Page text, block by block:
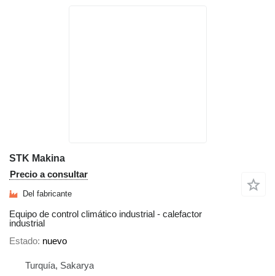
STK Makina
Precio a consultar
Del fabricante
Equipo de control climático industrial - calefactor
industrial
Estado nuevo
Turquía, Sakarya